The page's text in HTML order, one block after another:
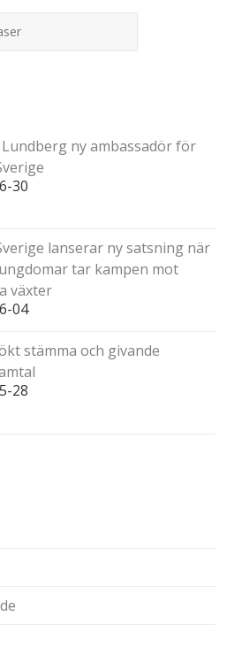
ny ambassadör för
30
lanserar ny satsning när
tar kampen mot
växter
04
stämma och givande
28